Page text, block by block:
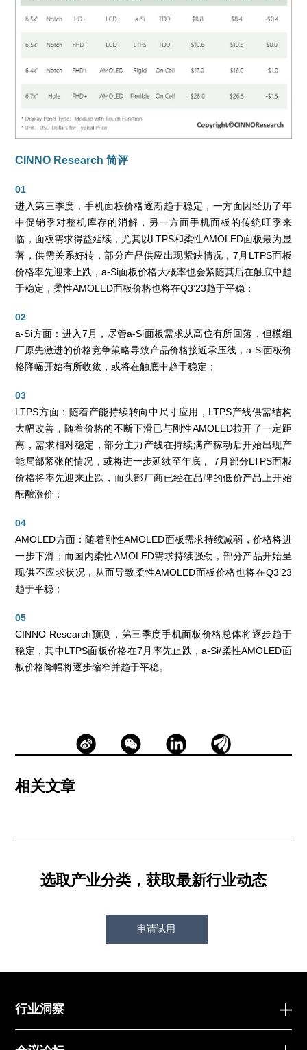
CINNO Research 简评
01
进入第三季度，手机面板价格逐渐趋于稳定，一方面因经历了年
中促销季对整机库存的消解，另一方面手机面板的传统旺季来
临，面板需求得益延续，尤其以LTPS和柔性AMOLED面板最为显
著，供需关系好转，部分产品供应出现紧缺情况，7月LTPS面板
价格率先迎来止跌，a-Si面板价格大概率也会紧随其后在触底中趋
于稳定，柔性AMOLED面板价格也将在Q3’23趋于平稳；
02
a-Si方面：进入7月，尽管a-Si面板需求从高位有所回落，但模组
厂原先激进的价格竞争策略导致产品价格接近承压线，a-Si面板价
格降幅开始有所收敛，或将在触底中趋于稳定；
03
LTPS方面：随着产能持续转向中尺寸应用，LTPS产线供需结构
大幅改善，随着价格的不断下滑已与刚性AMOLED拉开了一定距
离，需求相对稳定，部分主力产线在持续满产稼动后开始出现产
能局部紧张的情况，或将进一步延续至年底， 7月部分LTPS面板
价格将率先迎来止跌，而头部厂商已经在品牌的低价产品上开始
酝酿涨价；
04
AMOLED方面：随着刚性AMOLED面板需求持续减弱，价格将进
一步下滑；而国内柔性AMOLED需求持续强劲，部分产品开始呈
现供不应求状况，从而导致柔性AMOLED面板价格也将在Q3’23
趋于平稳；
05
CINNO Research预测，第三季度手机面板价格总体将逐步趋于
稳定，其中LTPS面板价格在7月率先止跌，a-Si/柔性AMOLED面
板价格降幅将逐步缩窄并趋于平稳。
相关文章
选取产业分类，获取最新行业动态
申请试用
行业洞察